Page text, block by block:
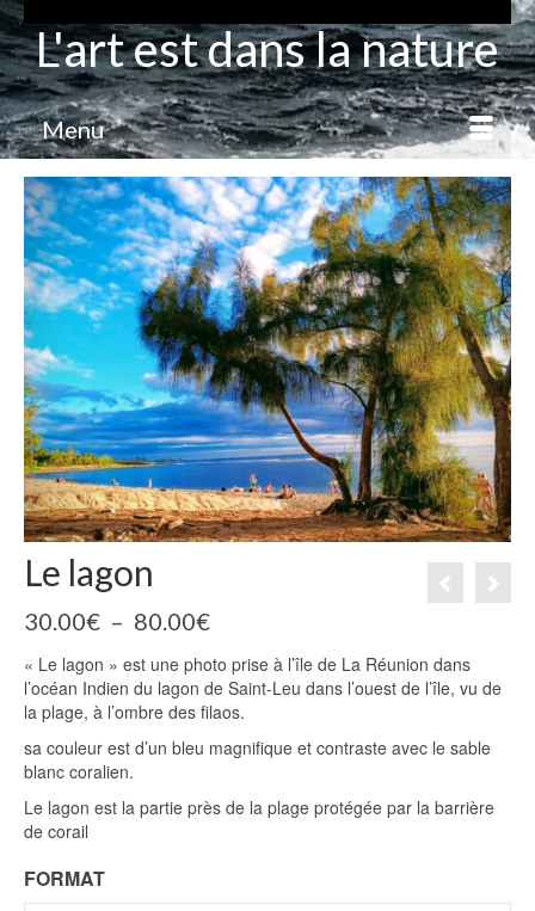
L'art est dans la nature
Menu
Le lagon
30.00€ – 80.00€Plage
prix :
30.00€
à
80.00€
« Le lagon » est une photo prise à l’île de La Réunion dans
l’océan Indien du lagon de Saint-Leu dans l’ouest de l’île, vu de
la plage, à l’ombre des filaos.
sa couleur est d’un bleu magnifique et contraste avec le sable
blanc coralien.
Le lagon est la partie près de la plage protégée par la barrière
de corail
FORMAT